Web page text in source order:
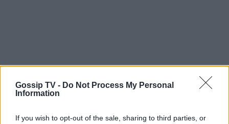
Gossip TV - Do Not Process My Personal
Information
If you wish to opt-out of the sale, sharing to third parties, or